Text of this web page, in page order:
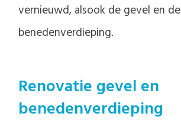
vernieuwd, alsook de gevel en de
benedenverdieping.
Renovatie gevel en
benedenverdieping